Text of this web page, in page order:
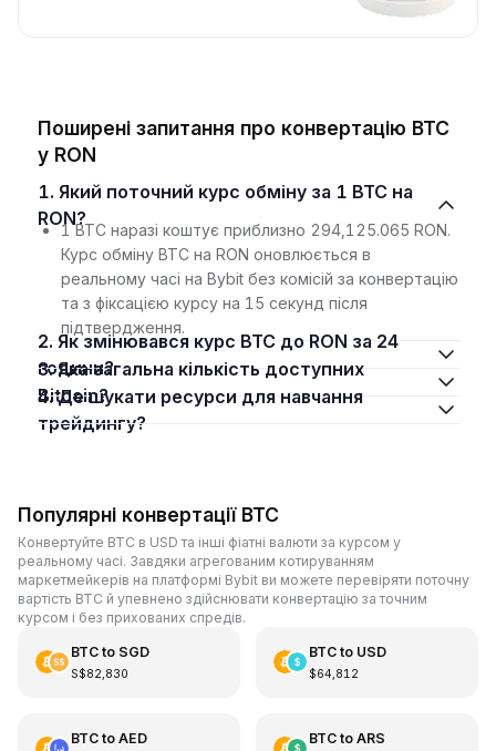
Поширені запитання про конвертацію BTC
у RON
1. Який поточний курс обміну за 1 BTC на
RON?
1 BTC наразі коштує приблизно 294,125.065 RON.
Курс обміну BTC на RON оновлюється в
реальному часі на Bybit без комісій за конвертацію
та з фіксацією курсу на 15 секунд після
підтвердження.
2. Як змінювався курс BTC до RON за 24
години?
3. Яка загальна кількість доступних
Bitcoin?
4. Де шукати ресурси для навчання
трейдингу?
Популярні конвертації BTC
Конвертуйте BTC в USD та інші фіатні валюти за курсом у
реальному часі. Завдяки агрегованим котируванням
маркетмейкерів на платформі Bybit ви можете перевіряти поточну
вартість BTC й упевнено здійснювати конвертацію за точним
курсом і без прихованих спредів.
BTCto SGD
S$82,830
BTCto USD
$64,812
BTCto AED BTCto ARS